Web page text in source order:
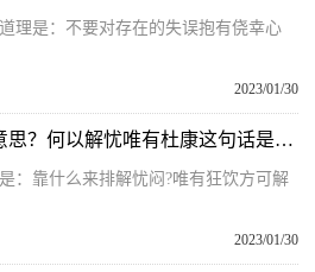
理是：不要对存在的失误抱有侥幸心
2023/01/30
何以解忧唯有杜康什么意思？何以解忧唯有杜康这句话是谁说的？
：靠什么来排解忧闷?唯有狂饮方可解
2023/01/30